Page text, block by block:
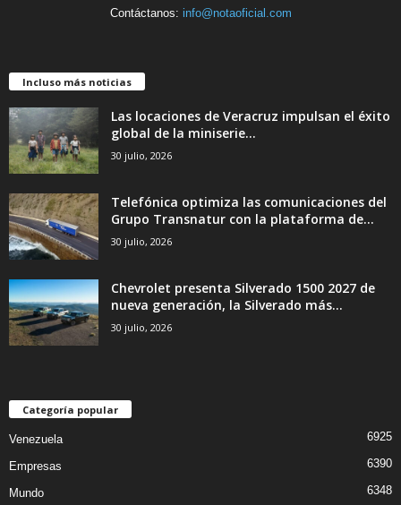
Contáctanos: info@notaoficial.com
Incluso más noticias
Las locaciones de Veracruz impulsan el éxito
global de la miniserie...
30 julio, 2026
Telefónica optimiza las comunicaciones del
Grupo Transnatur con la plataforma de...
30 julio, 2026
Chevrolet presenta Silverado 1500 2027 de
nueva generación, la Silverado más...
30 julio, 2026
Categoría popular
Venezuela 6925
Empresas 6390
Mundo 6348